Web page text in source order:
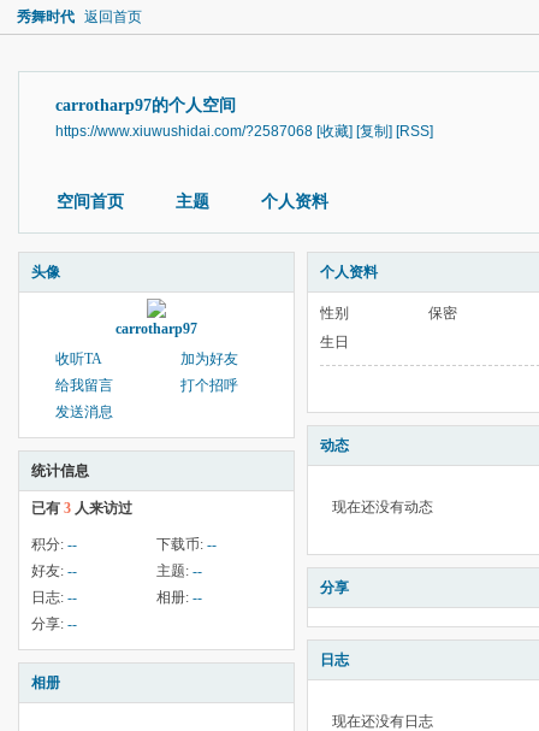
秀舞时代 返回首页
carrotharp97的个人空间
https://www.xiuwushidai.com/?2587068 [收藏] [复制] [RSS]
空间首页 主题 个人资料
头像
carrotharp97
收听TA
加为好友
给我留言
打个招呼
发送消息
统计信息
已有 3 人来访过
积分: -- 下载币: --
好友: -- 主题: --
日志: -- 相册: --
分享: --
相册
个人资料
性别
保密
生日
动态
现在还没有动态
分享
日志
现在还没有日志